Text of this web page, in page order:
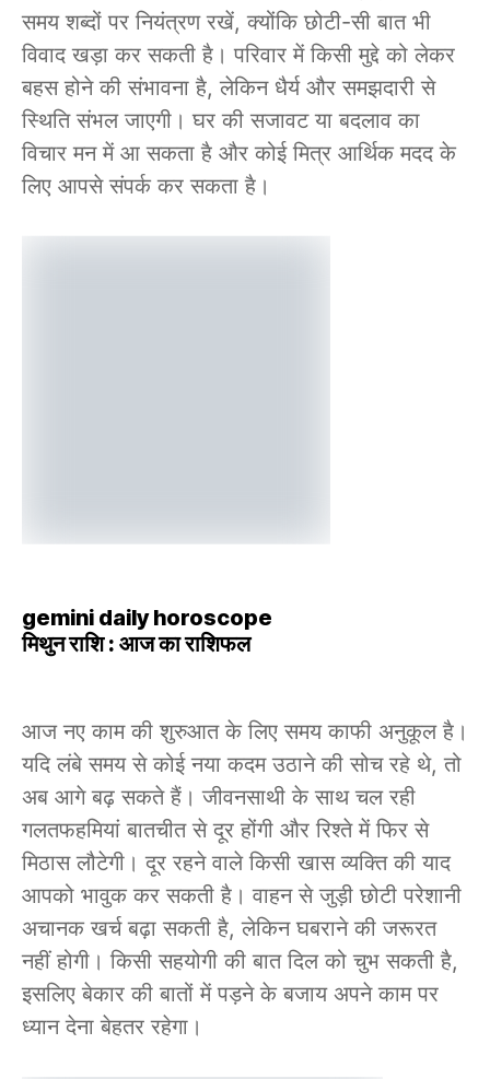
समय शब्दों पर नियंत्रण रखें, क्योंकि छोटी-सी बात भी
विवाद खड़ा कर सकती है। परिवार में किसी मुद्दे को लेकर
बहस होने की संभावना है, लेकिन धैर्य और समझदारी से
स्थिति संभल जाएगी। घर की सजावट या बदलाव का
विचार मन में आ सकता है और कोई मित्र आर्थिक मदद के
लिए आपसे संपर्क कर सकता है।
gemini daily horoscope
मिथुन राशि : आज का राशिफल
आज नए काम की शुरुआत के लिए समय काफी अनुकूल है।
यदि लंबे समय से कोई नया कदम उठाने की सोच रहे थे, तो
अब आगे बढ़ सकते हैं। जीवनसाथी के साथ चल रही
गलतफहमियां बातचीत से दूर होंगी और रिश्ते में फिर से
मिठास लौटेगी। दूर रहने वाले किसी खास व्यक्ति की याद
आपको भावुक कर सकती है। वाहन से जुड़ी छोटी परेशानी
अचानक खर्च बढ़ा सकती है, लेकिन घबराने की जरूरत
नहीं होगी। किसी सहयोगी की बात दिल को चुभ सकती है,
इसलिए बेकार की बातों में पड़ने के बजाय अपने काम पर
ध्यान देना बेहतर रहेगा।